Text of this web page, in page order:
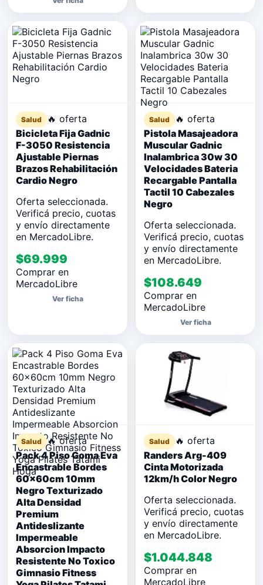
Salud
🔥 oferta
Bicicleta Fija Gadnic
F-3050 Resistencia
Ajustable Piernas
Brazos Rehabilitación
Cardio Negro
Oferta seleccionada.
Verificá precio, cuotas
y envío directamente
en MercadoLibre.
$69.999
Comprar en
MercadoLibre
Ver ficha
Salud
🔥 oferta
Pistola Masajeadora
Muscular Gadnic
Inalambrica 30w 30
Velocidades Bateria
Recargable Pantalla
Tactil 10 Cabezales
Negro
Oferta seleccionada.
Verificá precio, cuotas
y envío directamente
en MercadoLibre.
$108.649
Comprar en
MercadoLibre
Ver ficha
Salud 🔥 oferta
Pack 4 Piso Goma Eva
Encastrable Bordes
60x60cm 10mm
Negro Texturizado
Alta Densidad
Premium
Antideslizante
Impermeable
Absorcion Impacto
Resistente No Toxico
Gimnasio Fitness
Salud
🔥 oferta
Randers Arg-409
Cinta Motorizada
12km/h Color Negro
Oferta seleccionada.
Verificá precio, cuotas
y envío directamente
en MercadoLibre.
$1.044.848
Comprar en
MercadoLibre